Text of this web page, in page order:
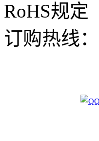
RoHS规定
订购热线：